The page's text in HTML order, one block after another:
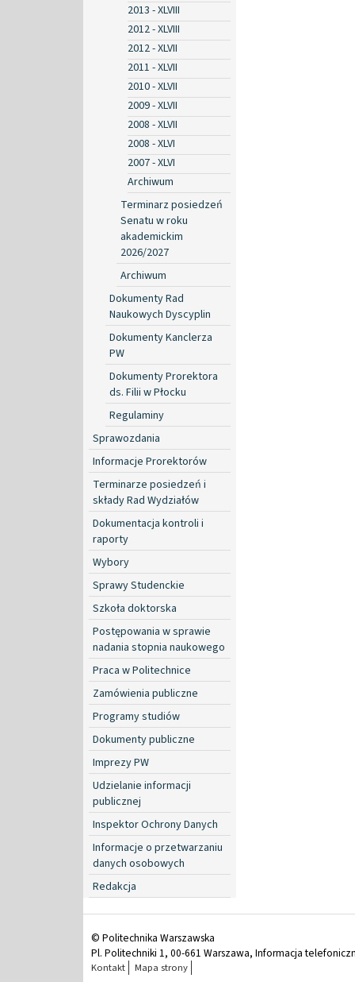
2013 - XLVIII
2012 - XLVIII
2012 - XLVII
2011 - XLVII
2010 - XLVII
2009 - XLVII
2008 - XLVII
2008 - XLVI
2007 - XLVI
Archiwum
Terminarz posiedzeń
Senatu w roku
akademickim
2026/2027
Archiwum
Dokumenty Rad
Naukowych Dyscyplin
Dokumenty Kanclerza
PW
Dokumenty Prorektora
ds. Filii w Płocku
Regulaminy
Sprawozdania
Informacje Prorektorów
Terminarze posiedzeń i
składy Rad Wydziałów
Dokumentacja kontroli i
raporty
Wybory
Sprawy Studenckie
Szkoła doktorska
Postępowania w sprawie
nadania stopnia naukowego
Praca w Politechnice
Zamówienia publiczne
Programy studiów
Dokumenty publiczne
Imprezy PW
Udzielanie informacji
publicznej
Inspektor Ochrony Danych
Informacje o przetwarzaniu
danych osobowych
Redakcja
© Politechnika Warszawska
Pl. Politechniki 1, 00-661 Warszawa, Informacja
Kontakt Mapa strony